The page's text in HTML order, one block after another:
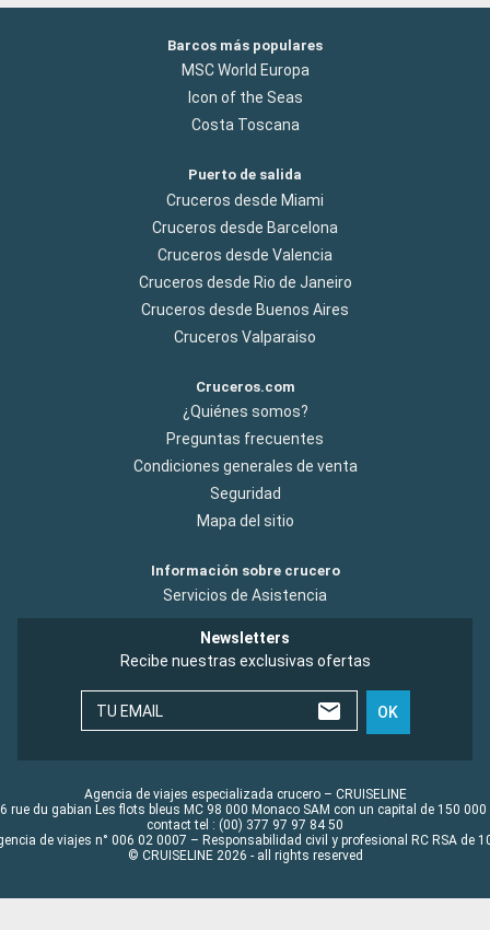
Barcos más populares
MSC World Europa
Icon of the Seas
Costa Toscana
Puerto de salida
Cruceros desde Miami
Cruceros desde Barcelona
Cruceros desde Valencia
Cruceros desde Rio de Janeiro
Cruceros desde Buenos Aires
Cruceros Valparaiso
Cruceros.com
¿Quiénes somos?
Preguntas frecuentes
Condiciones generales de venta
Seguridad
Mapa del sitio
Información sobre crucero
Servicios de Asistencia
Newsletters
Recibe nuestras exclusivas ofertas
TU EMAIL OK
Agencia de viajes especializada crucero – CRUISELINE
rue du gabian Les flots bleus MC 98 000 Monaco SAM con un capital de 150 000
contact tel : (00) 377 97 97 84 50
de viajes n° 006 02 0007 – Responsabilidad civil y profesional RC RSA de
© CRUISELINE 2026 - all rights reserved